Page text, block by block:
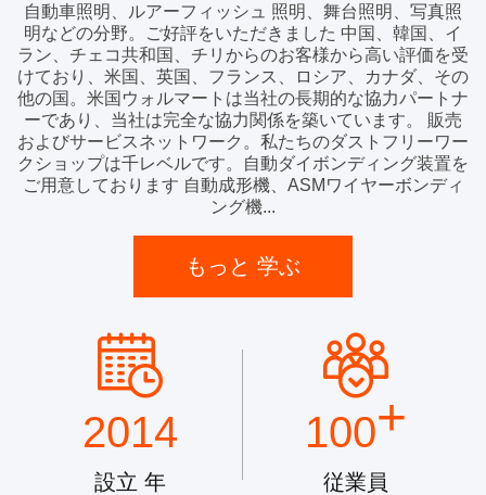
自動車照明、ルアーフィッシュ 照明、舞台照明、写真照
明などの分野。ご好評をいただきました 中国、韓国、イ
ラン、チェコ共和国、チリからのお客様から高い評価を受
けており、米国、英国、フランス、ロシア、カナダ、その
他の国。米国ウォルマートは当社の長期的な協力パートナ
ーであり、当社は完全な協力関係を築いています。 販売
およびサービスネットワーク。私たちのダストフリーワー
クショップは千レベルです。自動ダイボンディング装置を
ご用意しております 自動成形機、ASMワイヤーボンディ
ング機...
もっと 学ぶ
2014
設立 年
100+
従業員